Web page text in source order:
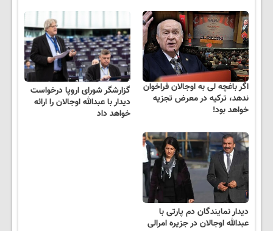
اگر باغچه لی به اوجالان فراخوان
ندهد، ترکیه در معرض تجزیه
خواهد بود!
گزارشگر شورای اروپا درخواست
دیدار با عبدالله اوجالان را ارائه
خواهد داد
دیدار نمایندگان دم پارتی با
عبدالله اوجالان در جزیره امرالی